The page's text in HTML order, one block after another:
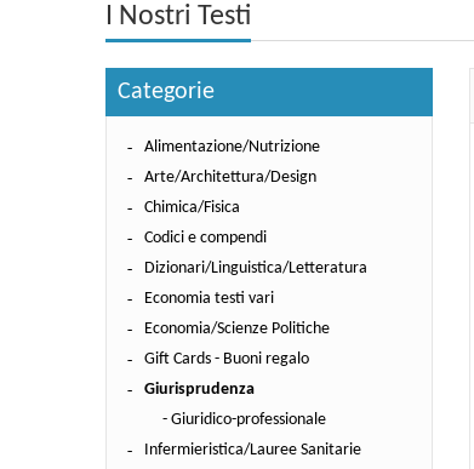
I Nostri Testi
Categorie
Alimentazione/Nutrizione
Arte/Architettura/Design
Chimica/Fisica
Codici e compendi
Dizionari/Linguistica/Letteratura
Economia testi vari
Economia/Scienze Politiche
Gift Cards - Buoni regalo
Giurisprudenza
- Giuridico-professionale
Infermieristica/Lauree Sanitarie